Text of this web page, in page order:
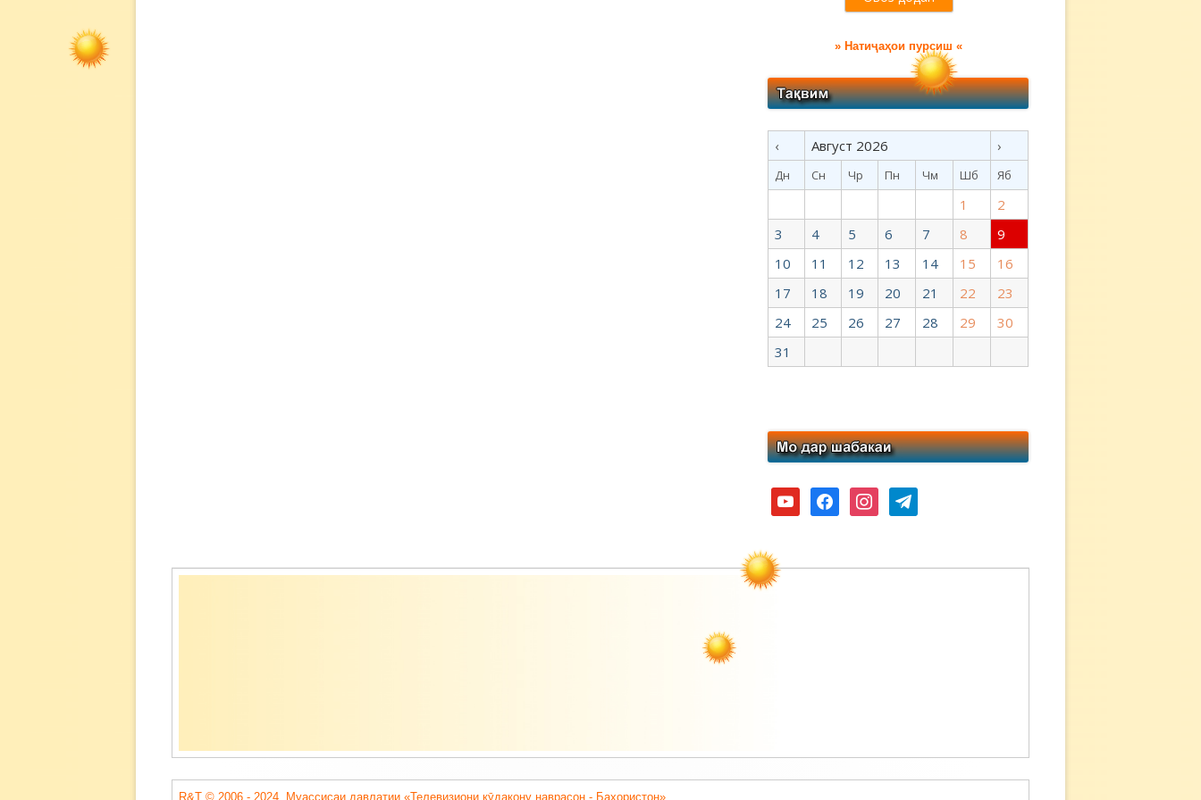
» Натиҷаҳои пурсиш «
‹ Август 2026 ›
Дн Сн Чр Пн Чм Шб Яб
1
2
3
4 5 6 7 8
9
10
11 12 13 14 15
16
17
18 19 20 21 22
23
24
25 26 27 28 29
30
31
youtubefacebookinstagramtelegram
Содержимое
R&T © 2006 - 2024. Муассисаи давлатии «Телевизиони кӯдакону наврасон - Баҳористон».